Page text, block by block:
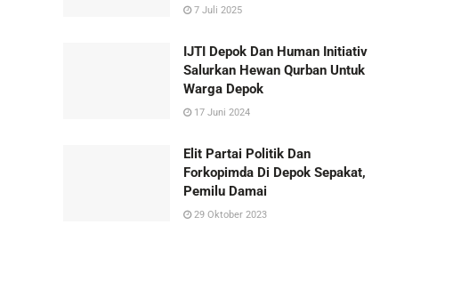
7 Juli 2025
IJTI Depok Dan Human Initiativ
Salurkan Hewan Qurban Untuk
Warga Depok
17 Juni 2024
Elit Partai Politik Dan
Forkopimda Di Depok Sepakat,
Pemilu Damai
29 Oktober 2023